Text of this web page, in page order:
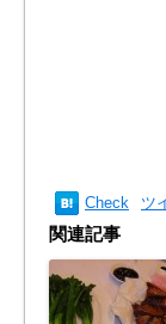
Check ツ
関連記事